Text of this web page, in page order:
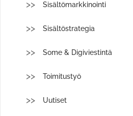
Sisältömarkkinointi
Sisältöstrategia
Some & Digiviestintä
Toimitustyö
Uutiset